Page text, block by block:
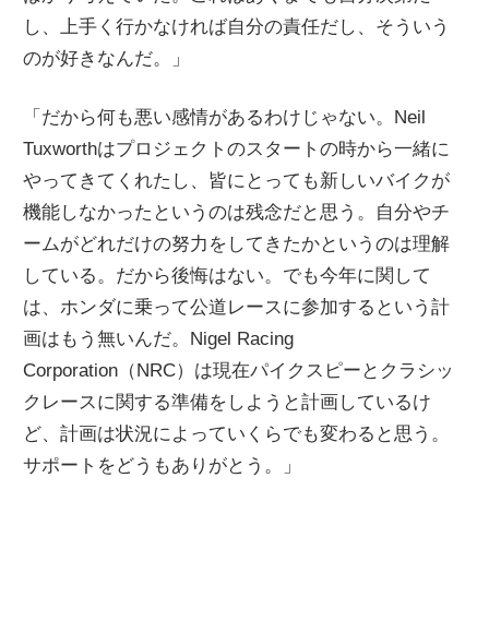
し、上手く行かなければ自分の責任だし、そういう
のが好きなんだ。」
「だから何も悪い感情があるわけじゃない。Neil
Tuxworthはプロジェクトのスタートの時から一緒に
やってきてくれたし、皆にとっても新しいバイクが
機能しなかったというのは残念だと思う。自分やチ
ームがどれだけの努力をしてきたかというのは理解
している。だから後悔はない。でも今年に関して
は、ホンダに乗って公道レースに参加するという計
画はもう無いんだ。Nigel Racing
Corporation（NRC）は現在パイクスピーとクラシッ
クレースに関する準備をしようと計画しているけ
ど、計画は状況によっていくらでも変わると思う。
サポートをどうもありがとう。」